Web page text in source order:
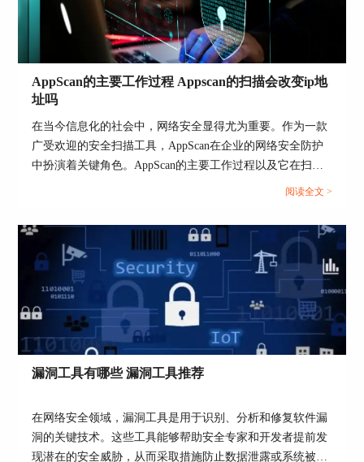
1.探索
探索是安全测试中非常重要的环节，它是对整个站
点的内外结构进行爬行的过程。
图5：探索
在【探索】阶段，我们同样需要填写目标站点的
【URL】，然后再登录站点。如果用户对探索的站
点非常熟悉，可以在【环境定义】位置内选择合适
我们还可以在【排除路径和文件】位置设置哪些内
容不进行探索。
3.连接
AppScan的主要工作过程 Appscan的扫描会改变ip地
址吗
在当今信息化的社会中，网络安全显得尤为重要。作为一款
广受欢迎的安全扫描工具，AppScan在企业的网络安全防护
中扮演着关键角色。AppScan的主要工作过程以及它在扫描
过程中是否会改变IP地址，这是许多用户关心的问题。本文
程，探讨AppScan的扫描是否会改变IP地址，以及介绍
AppScan的安全扫描类型。...
阅读全文 >
漏洞工具有哪些 漏洞工具推荐
在网络安全领域，漏洞工具是用于识别、分析和修复软件漏
洞的关键技术。这些工具能够帮助安全专家和开发者提前发
现潜在的安全威胁，从而采取措施防止数据泄露或系统被黑